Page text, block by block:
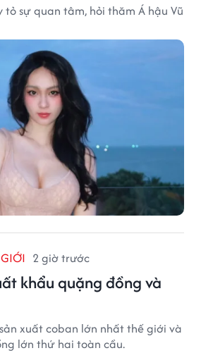
sự quan tâm, hỏi thăm Á hậu Vũ
2 giờ trước
khẩu quặng đồng và
xuất coban lớn nhất thế giới và
lớn thứ hai toàn cầu.